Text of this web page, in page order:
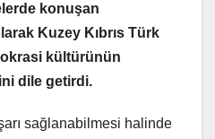
konuşan
Kuzey Kıbrıs Türk
kültürünün
dile getirdi.
sağlanabilmesi halinde